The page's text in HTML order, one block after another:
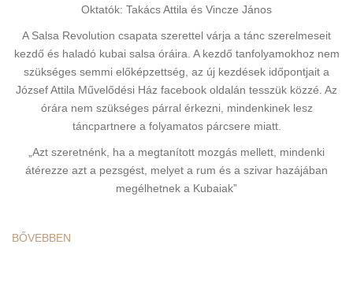
Oktatók: Takács Attila és Vincze János
A Salsa Revolution csapata szerettel várja a tánc szerelmeseit
kezdő és haladó kubai salsa óráira. A kezdő tanfolyamokhoz nem
szükséges semmi előképzettség, az új kezdések időpontjait a
József Attila Művelődési Ház facebook oldalán tesszük közzé. Az
órára nem szükséges párral érkezni, mindenkinek lesz
táncpartnere a folyamatos párcsere miatt.
„Azt szeretnénk, ha a megtanított mozgás mellett, mindenki
átérezze azt a pezsgést, melyet a rum és a szivar hazájában
megélhetnek a Kubaiak”
BŐVEBBEN